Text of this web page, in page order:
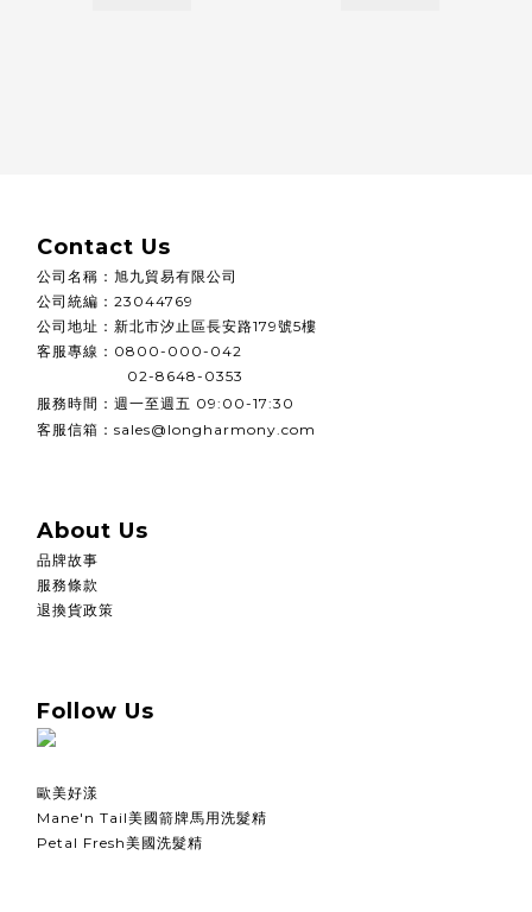
Contact Us
公司名稱 ： 旭九貿易有限公司
公司統編 ： 23044769
公司地址： 新北市汐止區長安路179號5樓
客服專線：0800-000-042
02-8648-0353
服務時間： 週一至週五 09:00-17:30
客服信箱：sales@longharmony.com
About Us
品牌故事
服務條款
退換貨政策
Follow Us
歐美好漾
Mane'n Tail美國箭牌馬用洗髮精
Petal Fresh美國洗髮精